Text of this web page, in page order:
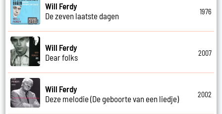
Will Ferdy
De zeven laatste dagen
1976
Will Ferdy
Dear folks
2007
Will Ferdy
Deze melodie (De geboorte van een liedje)
2002